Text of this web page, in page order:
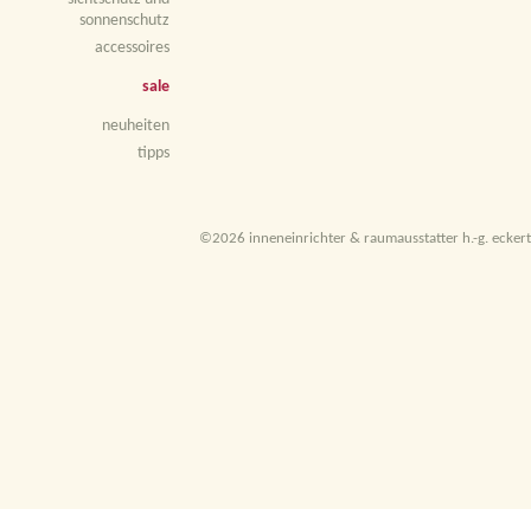
sonnenschutz
accessoires
sale
neuheiten
tipps
©2026 inneneinrichter & raumausstatter h.-g.